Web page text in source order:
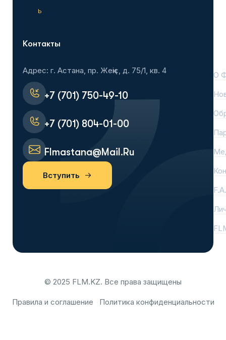
ь
Контакты
Адрес: г. Астана, пр. Жеңіс, д. 75/1, кв. 4
+7 (701) 750-49-10
+7 (701) 804-01-00
Flmastana@mail.ru
Вступить
О
© 2025 FLM.KZ. Все права защищены
Правила и соглашение Политика конфиденциальности